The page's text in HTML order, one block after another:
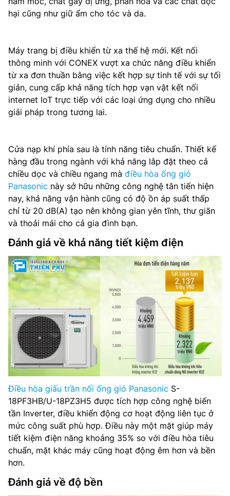
hại cũng như giữ ẩm cho tóc và da.
Máy trang bị điều khiển từ xa thế hệ mới. Kết nối
thông minh với CONEX vượt xa chức năng điều khiển
từ xa đơn thuần bằng việc kết hợp sự tinh tế với sự tối
giản, cung cấp khả năng tích hợp vạn vật kết nối
internet IoT trực tiếp với các loại ứng dụng cho nhiều
giải pháp trong tương lai.
Cửa nạp khí phía sau là tính năng tiêu chuẩn. Thiết kế
hàng đầu trong ngành với khả năng lắp đặt theo cả
chiều dọc và chiều ngang mà điều hòa ống gió
Panasonic này sở hữu những công nghệ tân tiến hiện
nay, khả năng vận hành cũng có độ ồn áp suất thấp
chỉ từ 20 dB(A) tạo nên không gian yên tĩnh, thư giãn
và thoải mái cho cả gia đình bạn.
Đánh giá về khả năng tiết kiệm điện
Điều hòa giấu trần nối ống gió Panasonic S-
18PF3HB/U-18PZ3H5 được tích hợp công nghệ biến
tần Inverter, điều khiển động cơ hoạt động liên tục ở
mức công suất phù hợp. Điều này một mặt giúp máy
tiết kiệm điện năng khoảng 35% so với điều hòa tiêu
chuẩn, mặt khác máy cũng hoạt động êm hơn và bền
hơn.
Đánh giá về độ bền